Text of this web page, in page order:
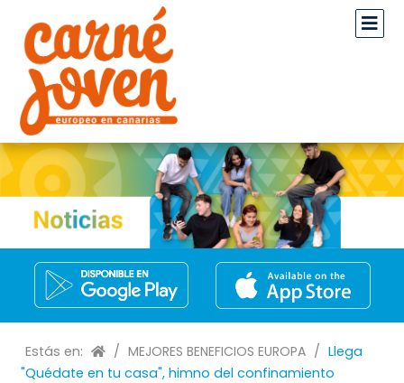
Estás en: / MEJORES BENEFICIOS EUROPA / Llega
"Quédate en tu casa", himno del confinamiento